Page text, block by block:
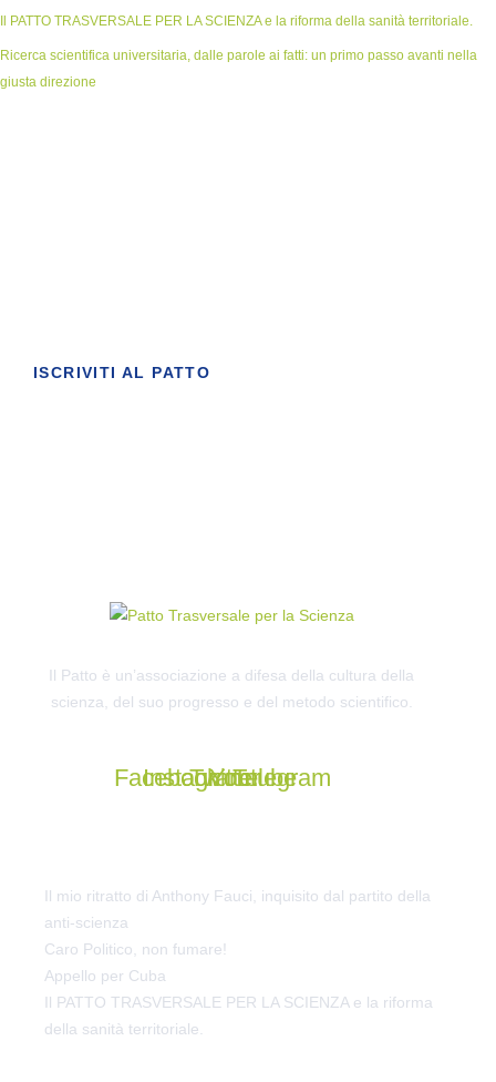
Il PATTO TRASVERSALE PER LA SCIENZA e la riforma della sanità territoriale.
Ricerca scientifica universitaria, dalle parole ai fatti: un primo passo avanti nella
giusta direzione
ISCRIVITI AL PATTO
Il Patto è un’associazione a difesa della cultura della
scienza, del suo progresso e del metodo scientifico.
Facebook
Instagram
Twitter
Youtube
Telegram
Il mio ritratto di Anthony Fauci, inquisito dal partito della
anti-scienza
Caro Politico, non fumare!
Appello per Cuba
Il PATTO TRASVERSALE PER LA SCIENZA e la riforma
della sanità territoriale.